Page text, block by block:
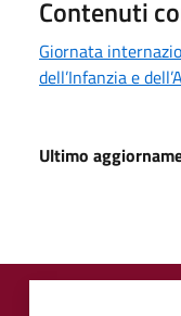
Contenuti
Giornata
dell’Infanzia e
Ultimo